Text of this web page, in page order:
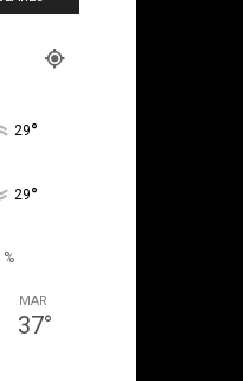
29°
29°
MAR
37°